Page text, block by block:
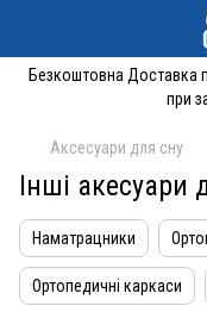
Безкоштовна Доставка
при
Аксесуари для сну
Інші акесуари
Наматрацники
Ортопедичні каркаси